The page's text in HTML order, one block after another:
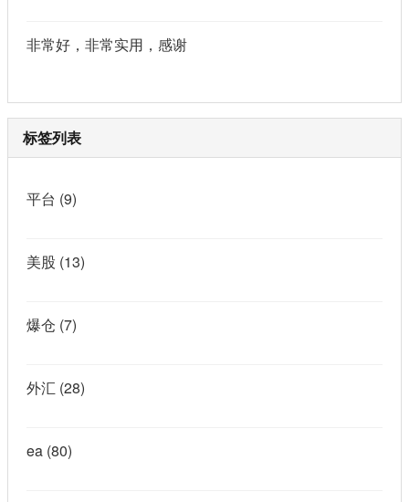
非常好，非常实用，感谢
标签列表
平台 (9)
美股 (13)
爆仓 (7)
外汇 (28)
ea (80)